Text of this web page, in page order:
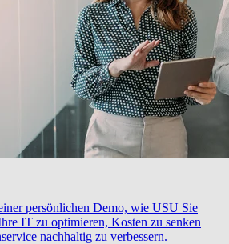
persönlichen Demo, wie USU Sie
IT zu optimieren, Kosten zu senken
nachhaltig zu verbessern.